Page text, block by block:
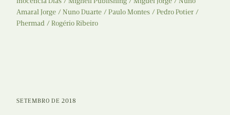
Amaral Jorge
Nuno Duarte Paulo Montes
Pedro Potier
Phermad
Rogério Ribeiro
SETEMBRO DE 2018